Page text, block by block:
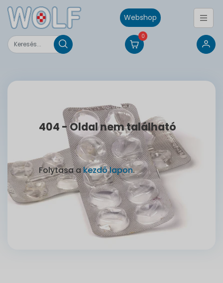
Webshop
0
404 - Oldal nem található
Folytasa akezdő lapon.